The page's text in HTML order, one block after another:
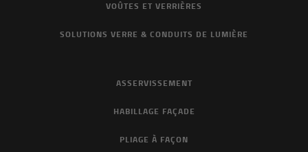
VOÛTES ET VERRIÈRES
SOLUTIONS VERRE & CONDUITS DE LUMIÈRE
ASSERVISSEMENT
HABILLAGE FAÇADE
PLIAGE À FAÇON